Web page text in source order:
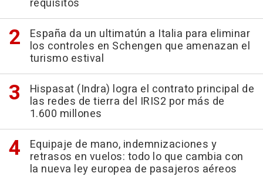
requisitos
España da un ultimatún a Italia para eliminar
los controles en Schengen que amenazan el
turismo estival
Hispasat (Indra) logra el contrato principal de
las redes de tierra del IRIS2 por más de
1.600 millones
Equipaje de mano, indemnizaciones y
retrasos en vuelos: todo lo que cambia con
la nueva ley europea de pasajeros aéreos